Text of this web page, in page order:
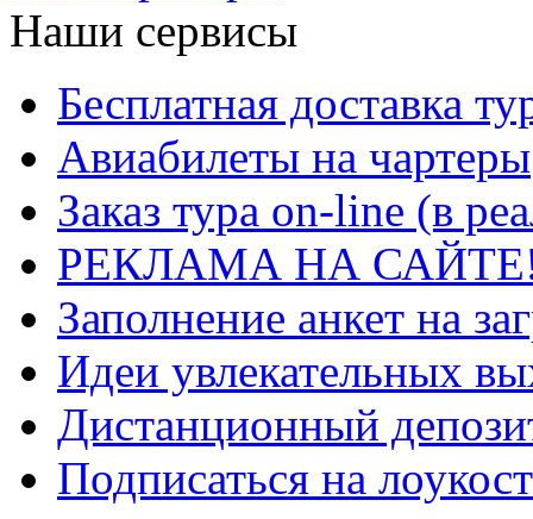
Наши сервисы
Бесплатная доставка
Авиабилеты на чартеры
Заказ тура on-line (в
РЕКЛАМА НА
Заполнение анкет на
Идеи увлекательных
Дистанционный
Подписаться на